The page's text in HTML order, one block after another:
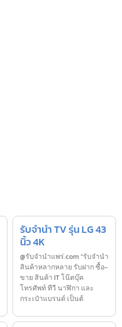
รับจำนำ TV รุ่น LG 43
นิ้ว 4K
@รับจำนำแพร่.com “รับจำนำ
สินค้าหลากหลาย รับฝาก ซื้อ-
ขาย สินค้า IT โน๊ตบุ๊ค
โทรศัพท์ ทีวี นาฬิกา และ
กระเป๋าแบรนด์ เป็นต้